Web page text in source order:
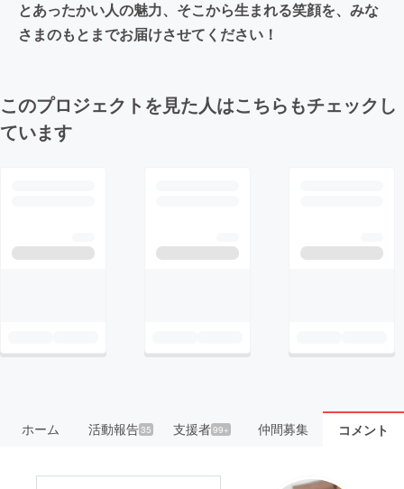
とあったかい人の魅力、そこから生まれる笑顔を、みな
さまのもとまでお届けさせてください！
このプロジェクトを見た人はこちらもチェックし
ています
ホーム 活動報告35 支援者99+ 仲間募集 コメント